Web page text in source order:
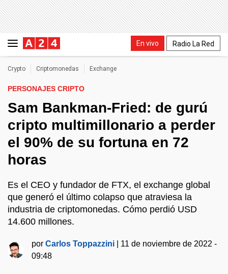
En vivo Radio La Red
Crypto Criptomonedas Exchange
PERSONAJES CRIPTO
Sam Bankman-Fried: de gurú
cripto multimillonario a perder
el 90% de su fortuna en 72
horas
Es el CEO y fundador de FTX, el exchange global
que generó el último colapso que atraviesa la
industria de criptomonedas. Cómo perdió USD
14.600 millones.
porCarlos Toppazzini
11 de noviembre de 2022 -
09:48